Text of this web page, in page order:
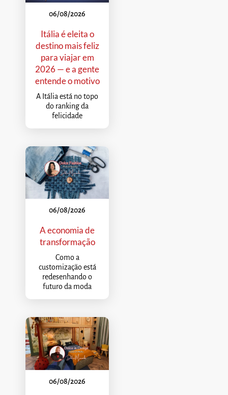
06/08/2026
Itália é eleita o
destino mais feliz
para viajar em
2026 — e a gente
entende o motivo
A Itália está no topo
do ranking da
felicidade
06/08/2026
A economia de
transformação
Como a
customização está
redesenhando o
futuro da moda
06/08/2026